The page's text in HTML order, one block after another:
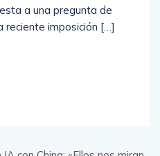
a una pregunta de
reciente imposición […]